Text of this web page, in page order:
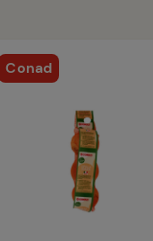
Conad